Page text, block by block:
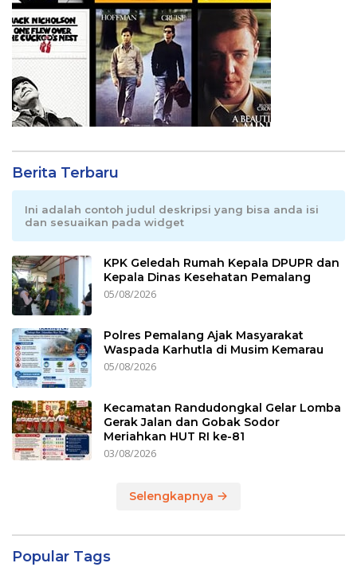
Berita Terbaru
Ini adalah contoh judul deskripsi yang bisa anda isi
dan sesuaikan pada widget
KPK Geledah Rumah Kepala DPUPR dan
Kepala Dinas Kesehatan Pemalang
05/08/2026
Polres Pemalang Ajak Masyarakat
Waspada Karhutla di Musim Kemarau
05/08/2026
Kecamatan Randudongkal Gelar Lomba
Gerak Jalan dan Gobak Sodor
Meriahkan HUT RI ke-81
03/08/2026
Selengkapnya
Popular Tags